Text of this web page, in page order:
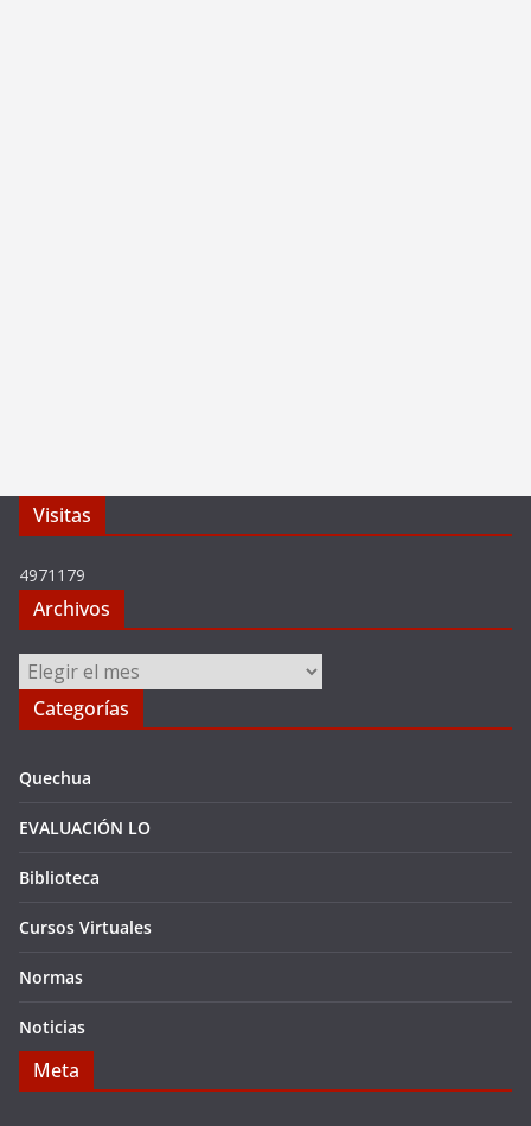
Visitas
4971179
Archivos
Archivos
Categorías
Quechua
EVALUACIÓN LO
Biblioteca
Cursos Virtuales
Normas
Noticias
Meta